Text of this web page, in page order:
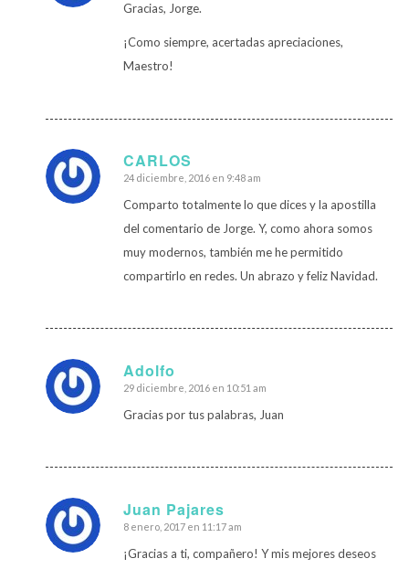
Gracias, Jorge.
¡Como siempre, acertadas apreciaciones,
Maestro!
CARLOS
Dice:
24 diciembre, 2016 en 9:48 am
Comparto totalmente lo que dices y la apostilla
del comentario de Jorge. Y, como ahora somos
muy modernos, también me he permitido
compartirlo en redes. Un abrazo y feliz Navidad.
Adolfo
Dice:
29 diciembre, 2016 en 10:51 am
Gracias por tus palabras, Juan
Juan Pajares
Dice:
8 enero, 2017 en 11:17 am
¡Gracias a ti, compañero! Y mis mejores deseos